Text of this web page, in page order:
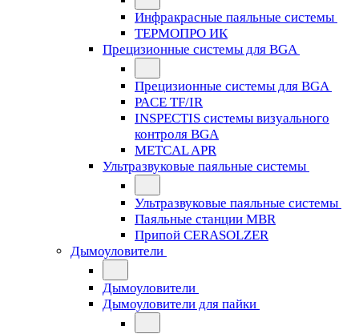
Инфракрасные паяльные системы
ТЕРМОПРО ИК
Прецизионные системы для BGA
Прецизионные системы для BGA
PACE TF/IR
INSPECTIS системы визуального
контроля BGA
METCAL APR
Ультразвуковые паяльные системы
Ультразвуковые паяльные системы
Паяльные станции MBR
Припой CERASOLZER
Дымоуловители
Дымоуловители
Дымоуловители для пайки